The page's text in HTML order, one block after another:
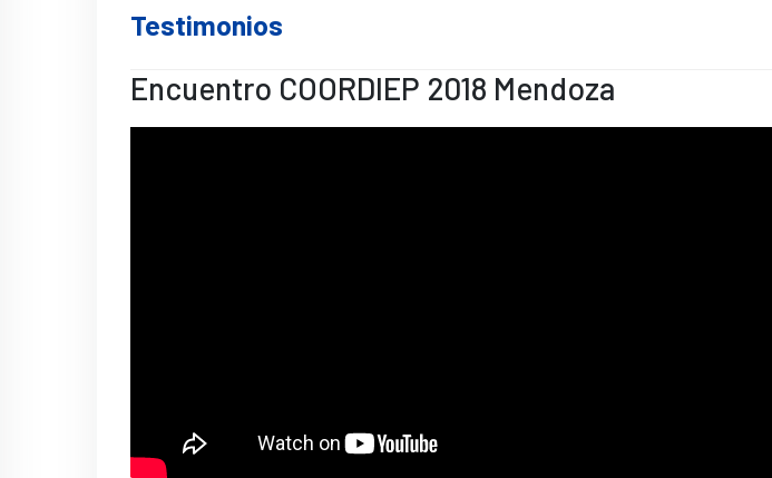
Testimonios
Encuentro COORDIEP 2018 Mendoza